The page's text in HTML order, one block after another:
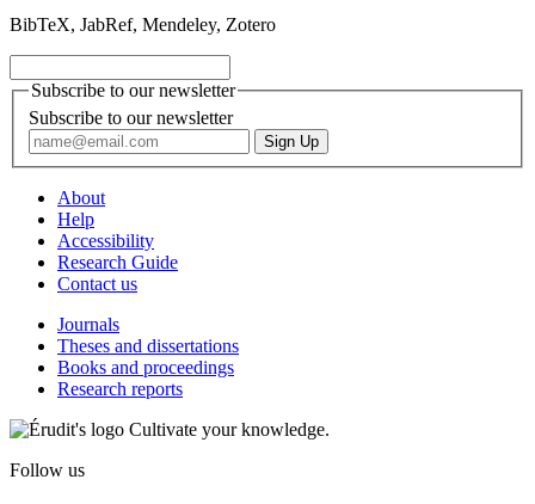
BibTeX, JabRef, Mendeley, Zotero
Subscribe to our newsletter
Subscribe to our newsletter
About
Help
Accessibility
Research Guide
Contact us
Journals
Theses and dissertations
Books and proceedings
Research reports
Cultivate your knowledge.
Follow us